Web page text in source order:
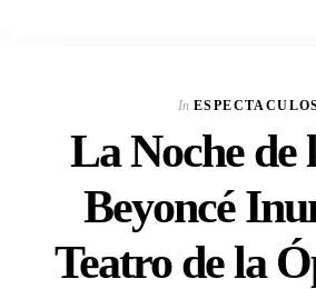
In
La Noche de
Beyoncé
Teatro de la